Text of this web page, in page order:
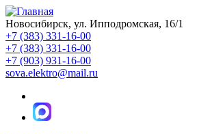
Новосибирск, ул. Ипподромская, 16/1
+7 (383) 331-16-00
+7 (383) 331-16-00
+7 (903) 931-16-00
sova.elektro@mail.ru